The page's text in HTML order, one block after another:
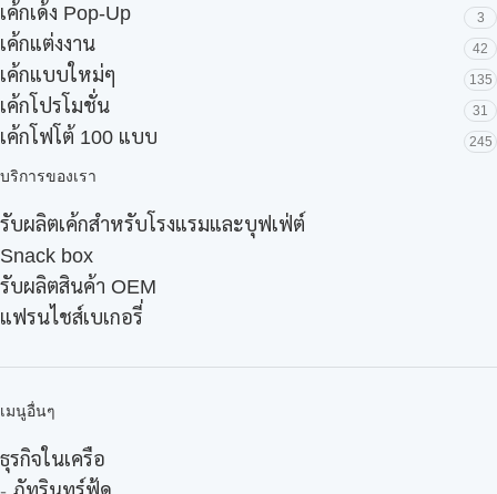
เค้กเด้ง Pop-Up 3
เค้กแต่งงาน 42
เค้กแบบใหม่ๆ 135
เค้กโปรโมชั่น 31
เค้กโฟโต้ 100 แบบ 245
บริการของเรา
รับผลิตเค้กสำหรับโรงแรมและบุฟเฟ่ต์
Snack box
รับผลิตสินค้า OEM
แฟรนไชส์เบเกอรี่
เมนูอื่นๆ
ธุรกิจในเครือ